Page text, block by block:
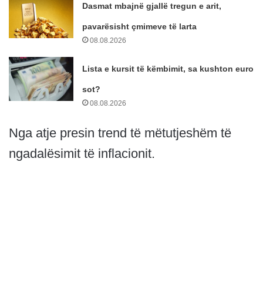
Dasmat mbajnë gjallë tregun e arit,
pavarësisht çmimeve të larta
08.08.2026
Lista e kursit të këmbimit, sa kushton euro
sot?
08.08.2026
Nga atje presin trend të mëtutjeshëm të
ngadalësimit të inflacionit.